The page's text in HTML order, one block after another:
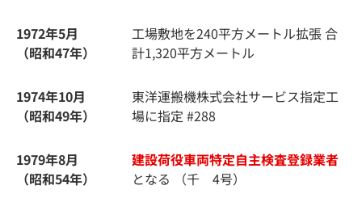
1972年5月
（昭和47年）
工場敷地を240平方メートル拡張 合
計1,320平方メートル
1974年10月
（昭和49年）
東洋運搬機株式会社サービス指定工
場に指定 #288
1979年8月
（昭和54年）
建設荷役車両特定自主検査登録業者
となる （千 4号）